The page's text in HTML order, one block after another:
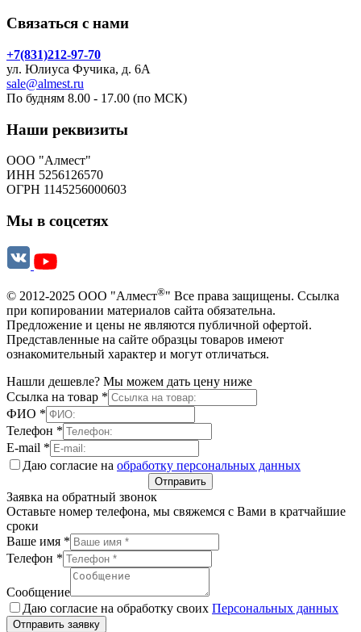
Связаться с нами
+7(831)212-97-70
ул. Юлиуса Фучика, д. 6А
sale@almest.ru
По будням 8.00 - 17.00 (по МСК)
Наши реквизиты
ООО "Алмест"
ИНН 5256126570
ОГРН 1145256000603
Мы в соцсетях
© 2012-2025 ООО "Алмест®" Все права защищены. Ссылка
при копировании материалов сайта обязательна.
Предложение и цены не являются публичной офертой.
Представленные на сайте образцы товаров имеют
ознакомительный характер и могут отличаться.
Нашли дешевле? Мы можем дать цену ниже
Ссылка на товар *
ФИО *
Телефон *
E-mail *
Даю согласие на обработку персональных данных
Отправить
Заявка на обратный звонок
Оставьте номер телефона, мы свяжемся с Вами в кратчайшие
сроки
Ваше имя *
Телефон *
Сообщение
Даю согласие на обработку своих Персональных данных
Отправить заявку